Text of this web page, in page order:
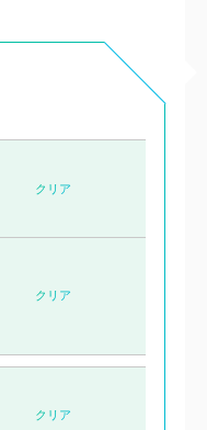
クリア
クリア
クリア